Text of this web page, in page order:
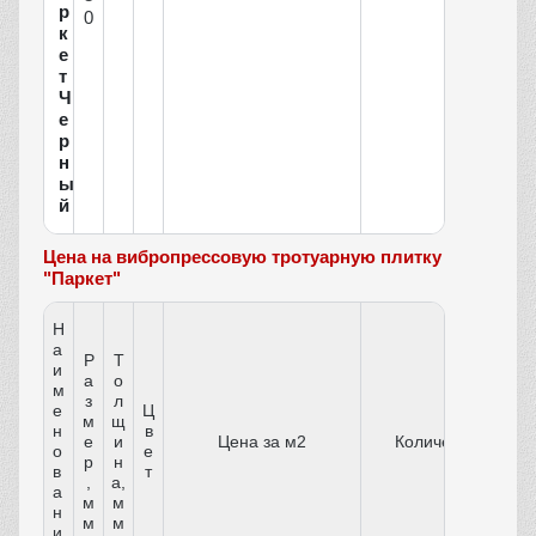
р
к
е
т
Ч
е
р
н
ы
й
0
Цена на вибропрессовую тротуарную плитку
"Паркет"
Н
а
и
м
е
н
о
в
а
н
Р
а
з
м
е
р
м
м
Т
о
л
щ
и
н
а,
м
м
Ц
в
е
т
Цена за м2 Количество